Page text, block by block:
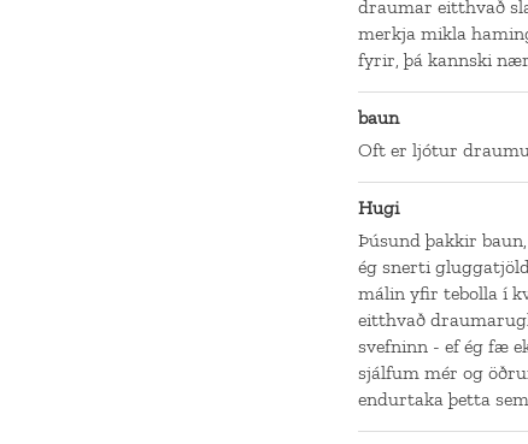
draumar eitthvað
merkja mikla
fyrir, þá kannski
baun
Oft er ljótur
Hugi
Þúsund þakkir
ég snerti
málin yfir tebolla í
eitthvað
svefninn - ef ég fæ
sjálfum mér og
endurtaka þetta